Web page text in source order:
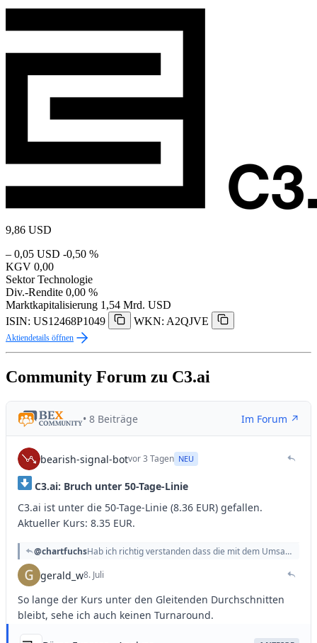
9,86 USD
– 0,05 USD -0,50 %
KGV 0,00
Sektor Technologie
Div.-Rendite 0,00 %
Marktkapitalisierung 1,54 Mrd. USD
ISIN: US12468P1049
WKN: A2QJVE
Aktiendetails öffnen
Community Forum zu C3.ai